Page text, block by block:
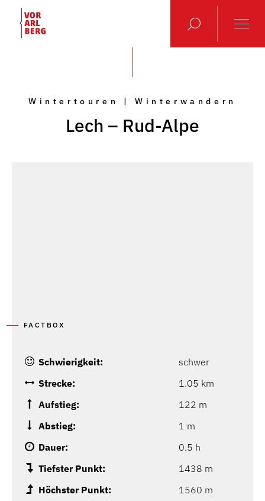
Wintertouren | Winterwandern
Lech – Rud-Alpe
FACTBOX
Schwierigkeit:
schwer
Strecke:
1.05 km
Aufstieg:
122 m
Abstieg:
1 m
Dauer:
0.5 h
Tiefster Punkt:
1438 m
Höchster Punkt:
1560 m